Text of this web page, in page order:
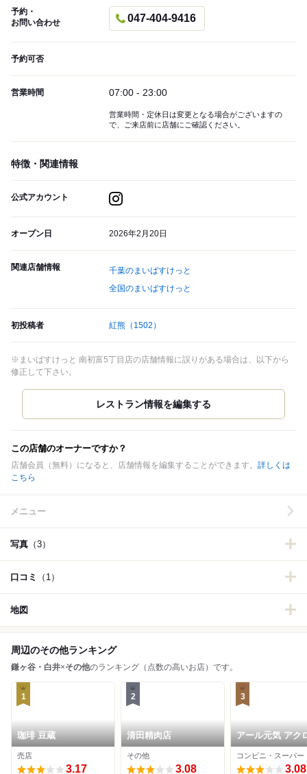
予約・
お問い合わせ
047-404-9416
予約可否
営業時間 07:00 - 23:00
営業時間・定休日は変更となる場合がございますの
で、ご来店前に店舗にご確認ください。
特徴・関連情報
公式アカウント
オープン日 2026年2月20日
関連店舗情報
千葉のまいばすけっと
全国のまいばすけっと
初投稿者 紅熊 （1502）
※まいばすけっと 南初富5丁目店の店舗情報に誤りがある場合は、以下から
修正して下さい。
この店舗のオーナーですか？
店舗会員（無料）になると、店舗情報を編集することができます。 詳しくは
こちら
メニュー
写真 （3）
口コミ （1）
地図
周辺のその他ランキング
鎌ヶ谷・白井×その他のランキング（点数の高いお店）です。
1
珈琲 豆蔵
売店
3.17
2
清田精肉店
その他
3.08
3
アール元気 アク
モール新鎌ヶ谷店
コンビニ・スーパー
3.08